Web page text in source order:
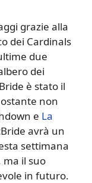
grazie alla
dei Cardinals
due
dei
è stato il
non
e La
avrà un
settimana
ma il suo
in futuro.